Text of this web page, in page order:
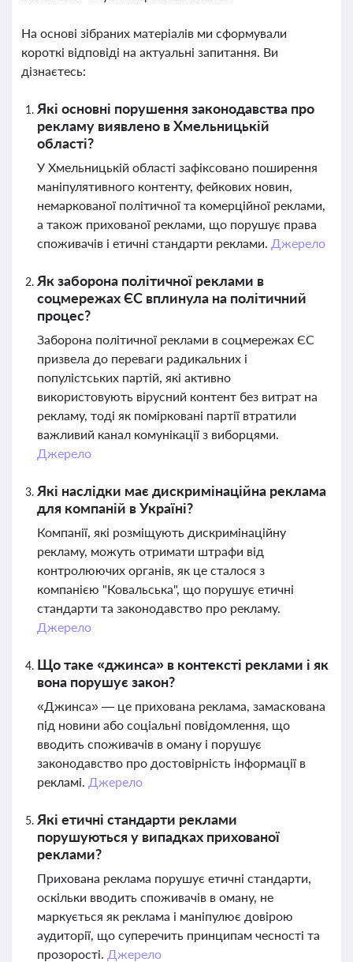
На основі зібраних матеріалів ми сформували
короткі відповіді на актуальні запитання. Ви
дізнаєтесь:
Які основні порушення законодавства про
рекламу виявлено в Хмельницькій
області?
У Хмельницькій області зафіксовано поширення
маніпулятивного контенту, фейкових новин,
немаркованої політичної та комерційної реклами,
а також прихованої реклами, що порушує права
споживачів і етичні стандарти реклами. Джерело
Як заборона політичної реклами в
соцмережах ЄС вплинула на політичний
процес?
Заборона політичної реклами в соцмережах ЄС
призвела до переваги радикальних і
популістських партій, які активно
використовують вірусний контент без витрат на
рекламу, тоді як помірковані партії втратили
важливий канал комунікації з виборцями.
Джерело
Які наслідки має дискримінаційна реклама
для компаній в Україні?
Компанії, які розміщують дискримінаційну
рекламу, можуть отримати штрафи від
контролюючих органів, як це сталося з
компанією "Ковальська", що порушує етичні
стандарти та законодавство про рекламу.
Джерело
Що таке «джинса» в контексті реклами і як
вона порушує закон?
«Джинса» — це прихована реклама, замаскована
під новини або соціальні повідомлення, що
вводить споживачів в оману і порушує
законодавство про достовірність інформації в
рекламі. Джерело
Які етичні стандарти реклами
порушуються у випадках прихованої
реклами?
Прихована реклама порушує етичні стандарти,
оскільки вводить споживачів в оману, не
маркується як реклама і маніпулює довірою
аудиторії, що суперечить принципам чесності та
прозорості. Джерело